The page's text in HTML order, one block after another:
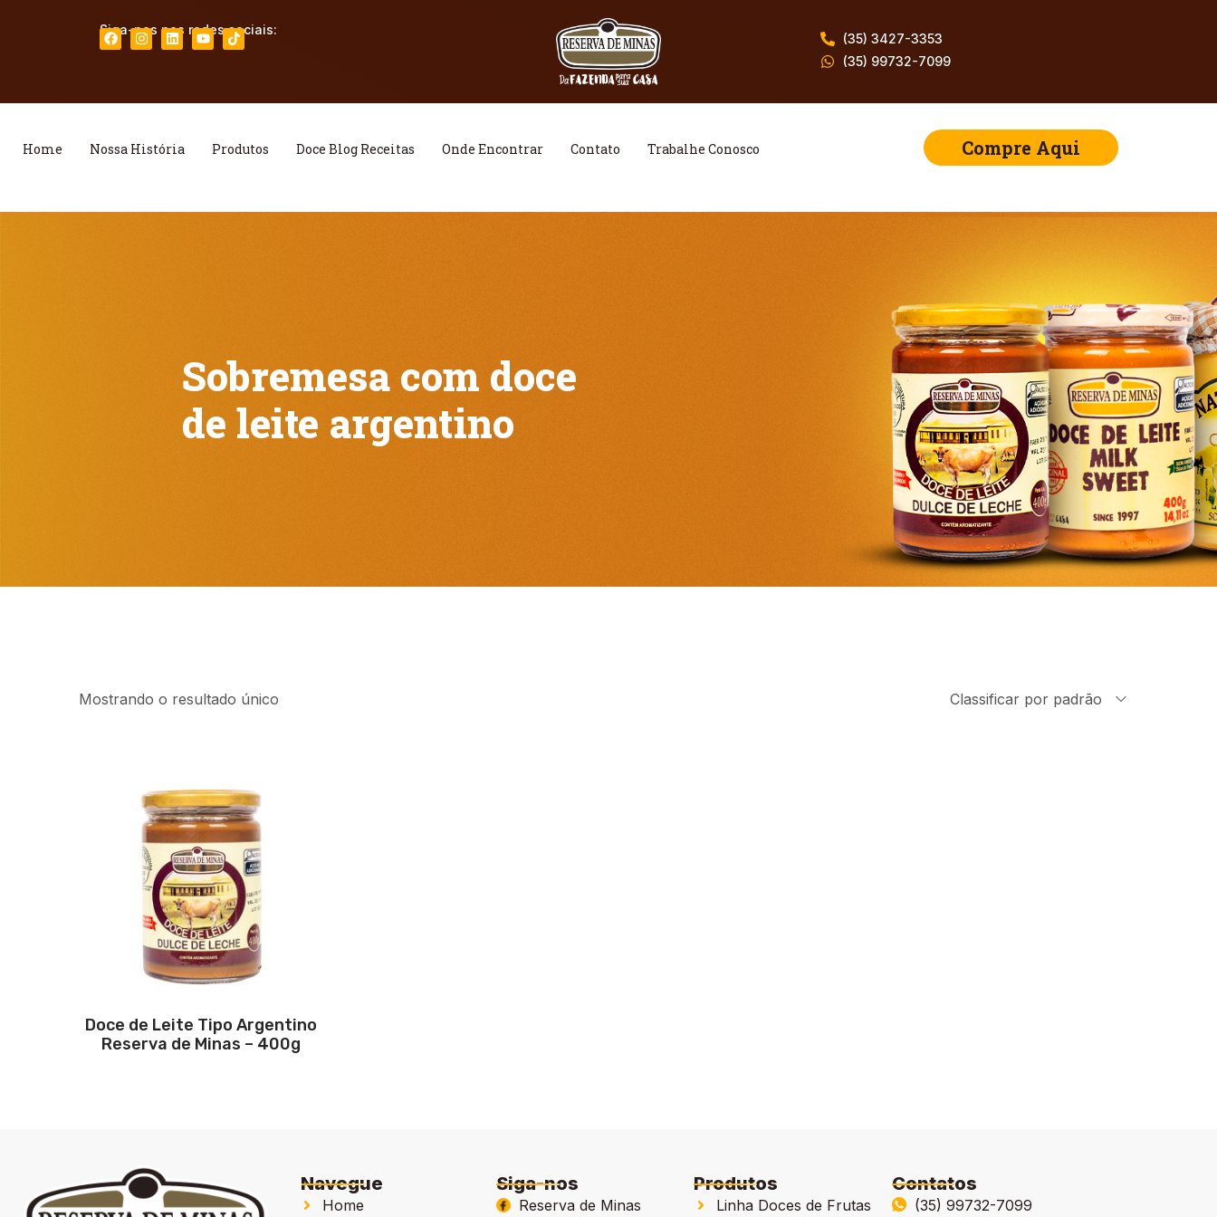
Siga-nos nas redes sociais:
(35) 3427-3353
(35) 99732-7099
Home Nossa História Produtos Doce Blog Receitas Onde Encontrar Contato Trabalhe Conosco Compre Aqui
Sobremesa com doce
de leite argentino
Mostrando o resultado único Classificar por padrão
Doce de Leite Tipo Argentino
Reserva de Minas – 400g
Navegue
Home
Siga-nos
Reserva de Minas
Produtos
Linha Doces de Frutas
Contatos
(35) 99732-7099